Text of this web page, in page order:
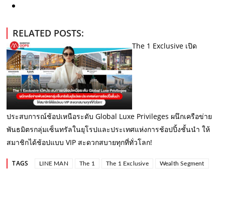
RELATED POSTS:
The 1 Exclusive เปิด
ประสบการณ์ช้อปเหนือระดับ Global Luxe Privileges ผนึกเครือข่าย
พันธมิตรกลุ่มเซ็นทรัลในยุโรปและประเทศแห่งการช้อปปิ้งชั้นนำ ให้
สมาชิกได้ช้อปแบบ VIP สะดวกสบายทุกที่ทั่วโลก!
TAGS LINE MAN The 1 The 1 Exclusive Wealth Segment